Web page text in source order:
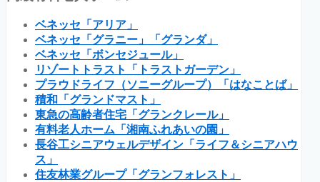
ベネッセ「アリア」
ベネッセ「グラニー」「グランダ」
ベネッセ「ボンセジュール」
リゾートトラスト「トラストガーデン」
プラウドライフ（ソニーグループ）「はなことば」
積和「グランドマスト」
東急の高齢者住宅「グランクレール」
有料老人ホーム「湘南ふれあいの園」
長谷工シニアウェルデザイン「ライフ＆シニアハウ
ス」
住友林業グループ「グランフォレスト」